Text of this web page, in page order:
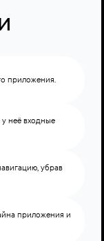
приложения.
у неё входные
убрав
приложения и